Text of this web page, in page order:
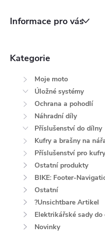
Informace pro vás
Kategorie
Moje moto
Úložné systémy
Ochrana a pohodlí
Náhradní díly
Příslušenství do dílny
Kufry a brašny na
Příslušenství pro
Ostatní produkty
BIKE: Footer-
Ostatní
?Unsichtbare Artikel
Elektrikářské sady do
Novinky